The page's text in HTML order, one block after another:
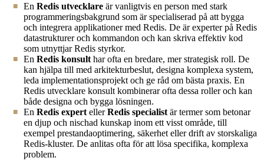
En Redis utvecklare är vanligtvis en person med stark
programmeringsbakgrund som är specialiserad på att bygga
och integrera applikationer med Redis. De är experter på Redis
datastrukturer och kommandon och kan skriva effektiv kod
som utnyttjar Redis styrkor.
En Redis konsult har ofta en bredare, mer strategisk roll. De
kan hjälpa till med arkitekturbeslut, designa komplexa system,
leda implementationsprojekt och ge råd om bästa praxis. En
Redis utvecklare konsult kombinerar ofta dessa roller och kan
både designa och bygga lösningen.
En Redis expert ellerRedis specialist är termer som betonar
en djup och nischad kunskap inom ett visst område, till
exempel prestandaoptimering, säkerhet eller drift av storskaliga
Redis-kluster. De anlitas ofta för att lösa specifika, komplexa
problem.